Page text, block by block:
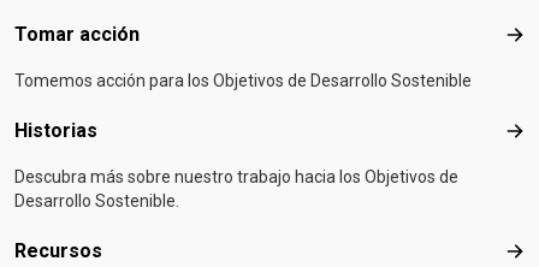
Tomar acción
Tomemos acción para los Objetivos de Desarrollo Sostenible
Historias
Descubra más sobre nuestro trabajo hacia los Objetivos de
Desarrollo Sostenible.
Recursos